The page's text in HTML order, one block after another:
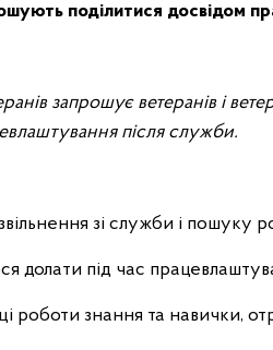
поділитися досвідом
запрошує ветеранів і
після служби.
зі служби і пошуку
долати під час
роботи знання та навички,